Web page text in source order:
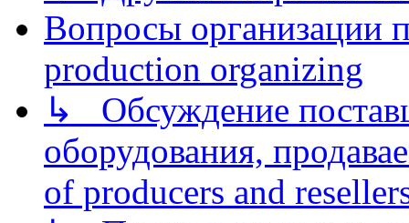
Вопросы организации
production organizing
↳ Обсуждение
оборудования,
of producers and